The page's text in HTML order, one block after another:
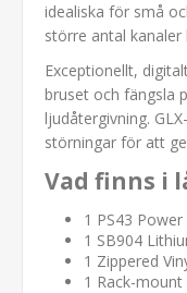
idealiska för små
större antal kanaler
Exceptionellt,
bruset och fängsla
ljudåtergivning.
störningar för att
Vad finns i
1 PS43 Power
1 SB904
1 Zippered
1 Rack-